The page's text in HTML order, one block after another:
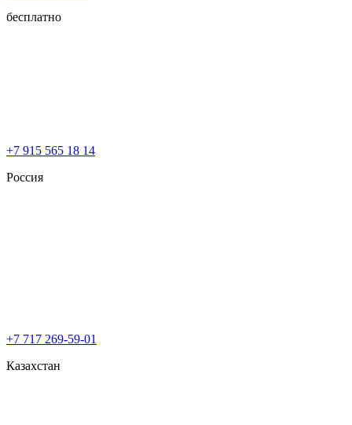
бесплатно
+7 915 565 18 14
Россия
+7 717 269-59-01
Казахстан